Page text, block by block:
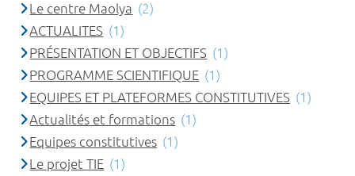
Le centre Maolya (2)
ACTUALITES (1)
PRÉSENTATION ET OBJECTIFS (1)
PROGRAMME SCIENTIFIQUE (1)
EQUIPES ET PLATEFORMES CONSTITUTIVES (1)
Actualités et formations (1)
Equipes constitutives (1)
Le projet TIE (1)